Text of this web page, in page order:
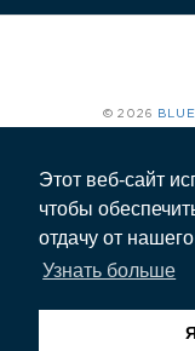
Этот веб-сайт
чтобы
отдачу от
Узнать больше
© 2026
ИНФОРМАЦИОННЫЙ